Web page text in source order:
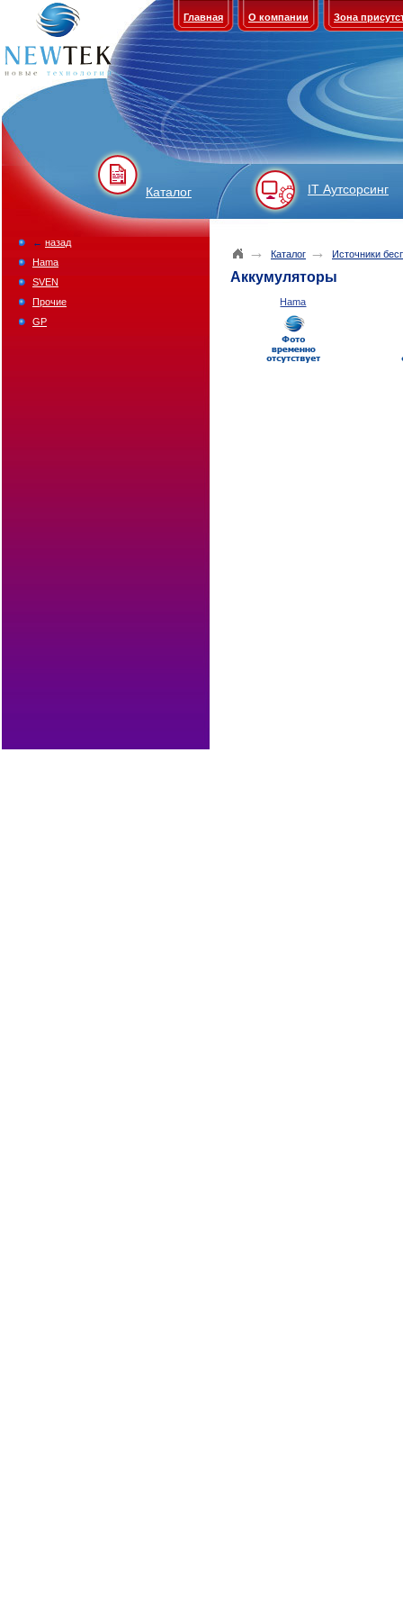
Главная О компании Зона
Каталог IT Аутсорсинг
→ Каталог → Источники
Аккумуляторы
Hama
← назад
Hama
SVEN
Прочие
GP